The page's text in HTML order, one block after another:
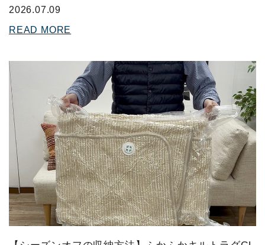
2026.07.09
READ MORE